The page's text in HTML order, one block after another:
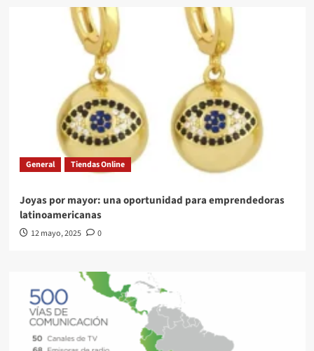
General Tiendas Online
Joyas por mayor: una oportunidad para emprendedoras
latinoamericanas
12 mayo, 2025 0